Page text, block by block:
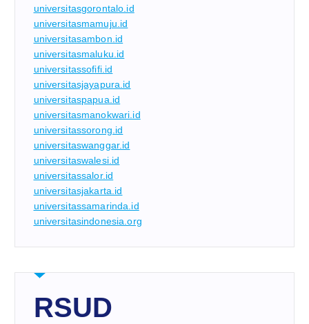
universitasgorontalo.id
universitasmamuju.id
universitasambon.id
universitasmaluku.id
universitassofifi.id
universitasjayapura.id
universitaspapua.id
universitasmanokwari.id
universitassorong.id
universitaswanggar.id
universitaswalesi.id
universitassalor.id
universitasjakarta.id
universitassamarinda.id
universitasindonesia.org
RSUD